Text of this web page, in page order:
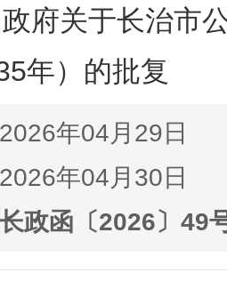
府关于长治市
年）的批复
2026年04月29日
2026年04月30日
长政函〔2026〕49